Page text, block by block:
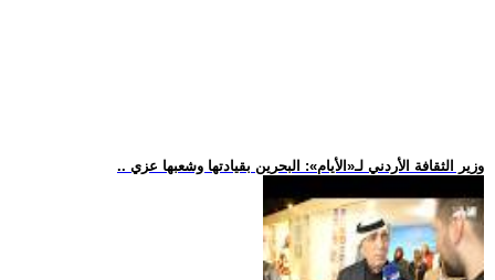
.. وزير الثقافة الأردني لـ«الأيام»: البحرين بقيادتها وشعبها عزي